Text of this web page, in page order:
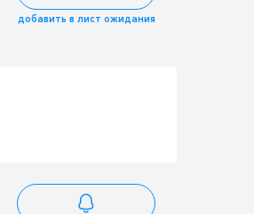
43 985
добавить в лист ожидания
—